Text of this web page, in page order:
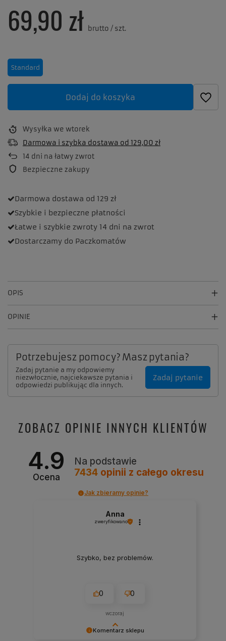
Standard
69,90 zł brutto / szt.
Dodaj do koszyka
Wysyłka we wtorek
Darmowa i szybka dostawa od 129,00 zł
14 dni na łatwy zwrot
Bezpieczne zakupy
Darmowa dostawa od 129 zł
Szybkie i bezpieczne płatności
Łatwe i szybkie zwroty 14 dni na zwrot
Dostarczamy do Paczkomatów
OPIS
OPINIE
Potrzebujesz pomocy? Masz pytania?
Zadaj pytanie a my odpowiemy
niezwłocznie, najciekawsze pytania i
odpowiedzi publikując dla innych.
Zadaj pytanie
ZOBACZ OPINIE INNYCH KLIENTÓW
4.9
Ocena
Na podstawie
7434 opinii z całego okresu
Jak zbieramy opinie?
Komentarz sklepu
Anna
zweryfikowano
Szybko, bez problemów.
0 0
wczoraj